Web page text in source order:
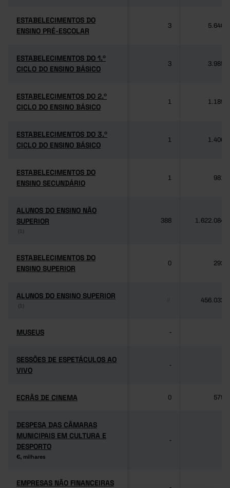
ESTABELECIMENTOS DO
ENSINO PRÉ-ESCOLAR
ESTABELECIMENTOS DO
ENSINO PRÉ-ESCOLAR
3 5.640
ESTABELECIMENTOS DO 1.º
CICLO DO ENSINO BÁSICO
ESTABELECIMENTOS DO 1.º
CICLO DO ENSINO BÁSICO
3 3.985
ESTABELECIMENTOS DO 2.º
CICLO DO ENSINO BÁSICO
ESTABELECIMENTOS DO 2.º
CICLO DO ENSINO BÁSICO
1 1.189
ESTABELECIMENTOS DO 3.º
CICLO DO ENSINO BÁSICO
ESTABELECIMENTOS DO 3.º
CICLO DO ENSINO BÁSICO
1 1.406
ESTABELECIMENTOS DO
ENSINO SECUNDÁRIO
ESTABELECIMENTOS DO
ENSINO SECUNDÁRIO
1 981
ALUNOS DO ENSINO NÃO
SUPERIOR
(1)
ALUNOS DO ENSINO NÃO
SUPERIOR
(1)
388 1.622.084
ESTABELECIMENTOS DO
ENSINO SUPERIOR
ESTABELECIMENTOS DO
ENSINO SUPERIOR
0 292
ALUNOS DO ENSINO SUPERIOR
(1)
ALUNOS DO ENSINO SUPERIOR
(1)
456.032
MUSEUS
MUSEUS -
SESSÕES DE ESPETÁCULOS AO
VIVO
SESSÕES DE ESPETÁCULOS AO
VIVO
-
ECRÃS DE CINEMA
ECRÃS DE CINEMA 0 579
DESPESA DAS CÂMARAS
MUNICIPAIS EM CULTURA E
DESPORTO
€, milhares
DESPESA DAS CÂMARAS
MUNICIPAIS EM CULTURA E
DESPORTO
€, milhares
-
EMPRESAS NÃO FINANCEIRAS
EMPRESAS NÃO FINANCEIRAS